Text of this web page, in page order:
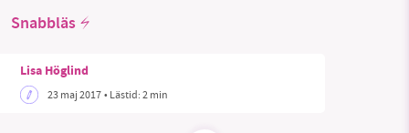
Snabbläs
Lisa Höglind
23 maj 2017• Lästid:2 min